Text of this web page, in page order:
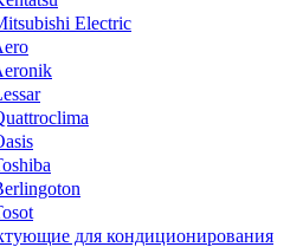
Electric
для кондиционирования